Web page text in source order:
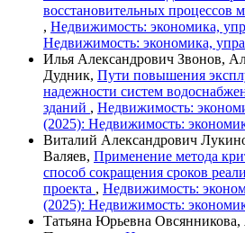
восстановительных процессов
, Недвижимость: экономика,
Недвижимость: экономика,
Илья Александрович Звонов,
Дудник, Пути повышения
надежности систем
зданий , Недвижимость:
(2025): Недвижимость:
Виталий Александрович
Валяев, Применение метода
способ сокращения сроков
проекта , Недвижимость:
(2025): Недвижимость:
Татьяна Юрьевна